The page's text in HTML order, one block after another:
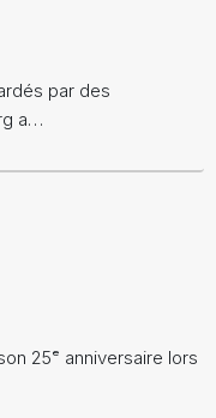
par des
a…
25ᵉ anniversaire lors